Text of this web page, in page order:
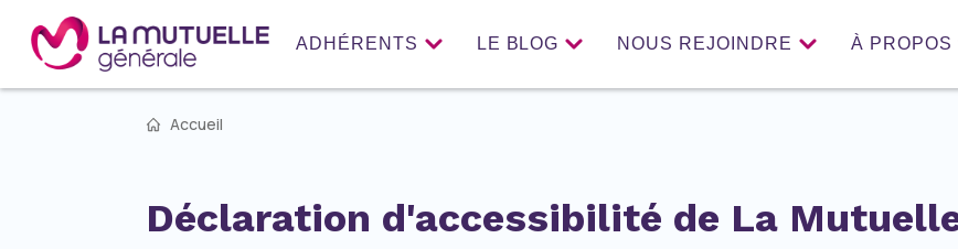
ADHÉRENTS LE BLOG NOUS REJOINDRE À PROPOS
Accueil
Déclaration d'accessibilité de La